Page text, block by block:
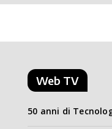
Web TV
50 anni di